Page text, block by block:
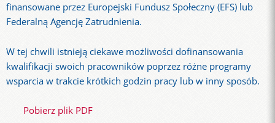
finansowane przez Europejski Fundusz Społeczny (EFS) lub
Federalną Agencję Zatrudnienia.
W tej chwili istnieją ciekawe możliwości dofinansowania
kwalifikacji swoich pracowników poprzez różne programy
wsparcia w trakcie krótkich godzin pracy lub w inny sposób.
Pobierz plik PDF